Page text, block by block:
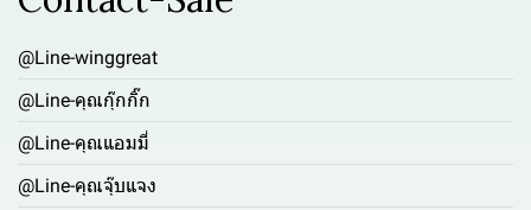
@Line-winggreat
@Line-คุณกุ๊กกิ๊ก
@Line-คุณแอมมี่
@Line-คุณจุ๊บแจง